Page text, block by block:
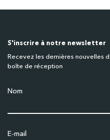
S'inscrire à notre newsletter
Recevez les dernières nouvelles
boîte de réception
Nom
E-mail